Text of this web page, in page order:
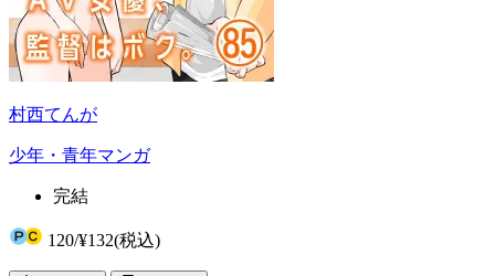
村西てんが
少年・青年マンガ
完結
120/¥132(税込)